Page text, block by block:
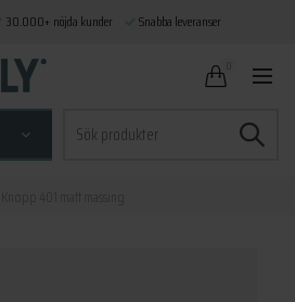
efter:
30.000+ nöjda kunder Snabba leveranser